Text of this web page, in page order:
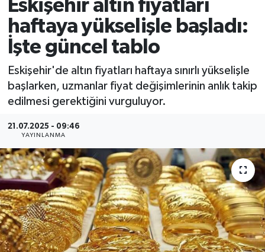
Eskişehir altın fiyatları
haftaya yükselişle başladı:
İşte güncel tablo
Eskişehir'de altın fiyatları haftaya sınırlı yükselişle
başlarken, uzmanlar fiyat değişimlerinin anlık takip
edilmesi gerektiğini vurguluyor.
21.07.2025 - 09:46
YAYINLANMA
Süper Lig Puan Durumu ve Fikstür
Tüm Manşetler
Son Dakika Haberleri
Haber Arşivi